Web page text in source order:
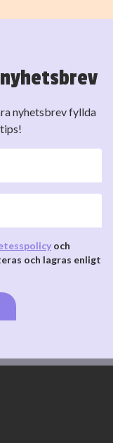
nyhetsbrev fyllda
och
och lagras enligt